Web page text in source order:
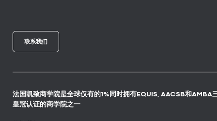
联系我们
法国凯致商学院是全球仅有的1%同时拥有EQUIS, AACSB和AMBA
皇冠认证的商学院之一